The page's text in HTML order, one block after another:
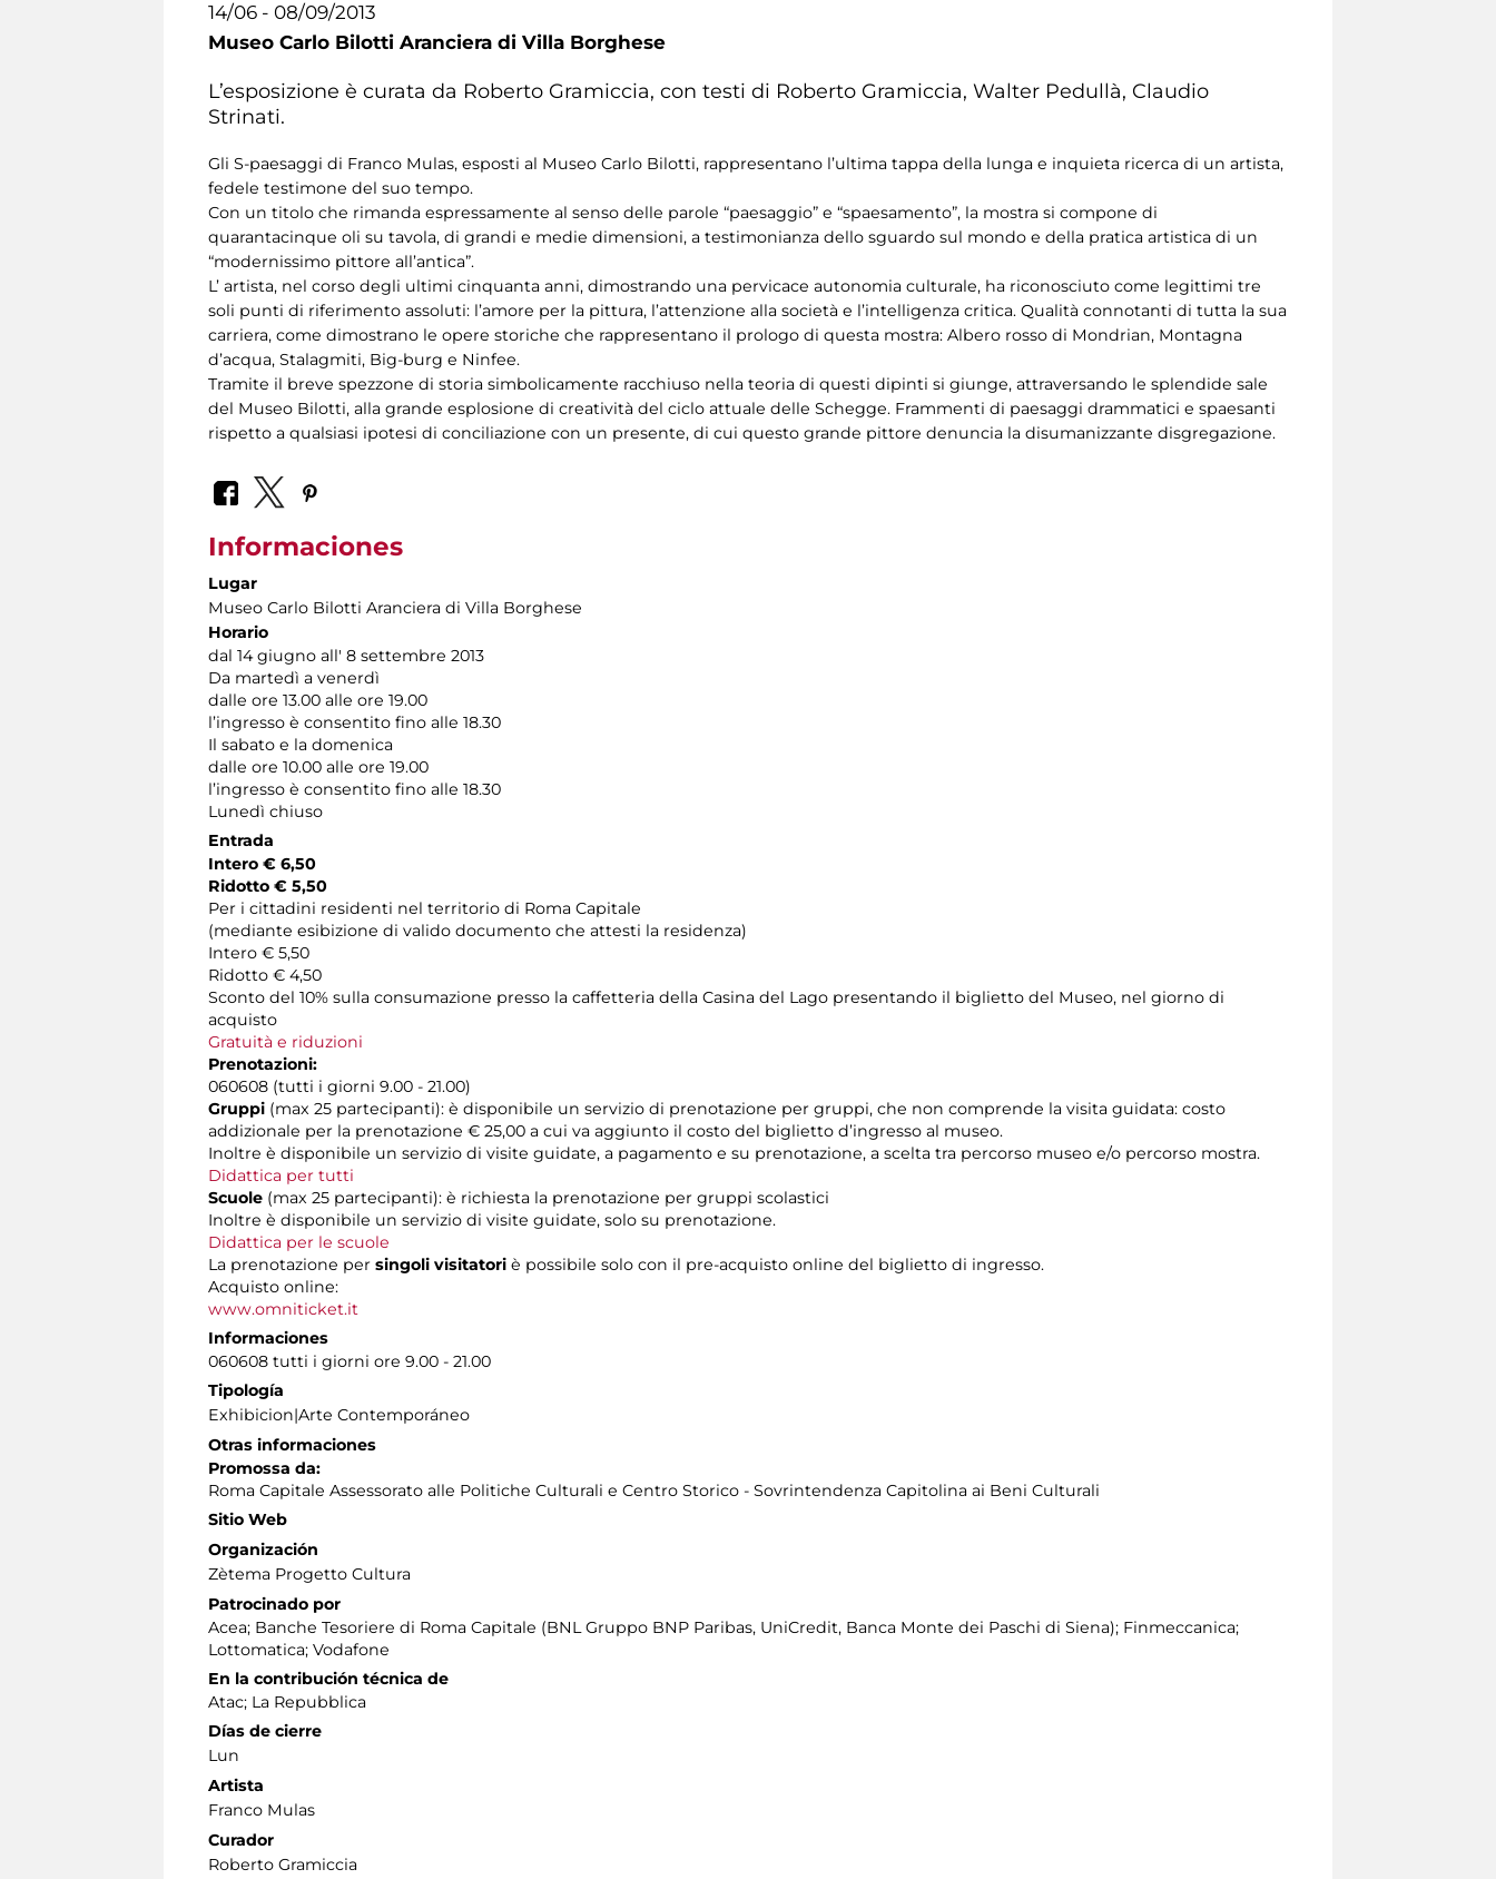
14/06 - 08/09/2013
Museo Carlo Bilotti Aranciera di Villa Borghese
L’esposizione è curata da Roberto Gramiccia, con testi di Roberto Gramiccia, Walter Pedullà, Claudio
Strinati.
Gli S-paesaggi di Franco Mulas, esposti al Museo Carlo Bilotti, rappresentano l’ultima tappa della lunga e inquieta ricerca di un artista,
fedele testimone del suo tempo.
Con un titolo che rimanda espressamente al senso delle parole “paesaggio” e “spaesamento”, la mostra si compone di
quarantacinque oli su tavola, di grandi e medie dimensioni, a testimonianza dello sguardo sul mondo e della pratica artistica di un
“modernissimo pittore all’antica”.
L’ artista, nel corso degli ultimi cinquanta anni, dimostrando una pervicace autonomia culturale, ha riconosciuto come legittimi tre
soli punti di riferimento assoluti: l’amore per la pittura, l’attenzione alla società e l’intelligenza critica. Qualità connotanti di tutta la sua
carriera, come dimostrano le opere storiche che rappresentano il prologo di questa mostra: Albero rosso di Mondrian, Montagna
d’acqua, Stalagmiti, Big-burg e Ninfee.
Tramite il breve spezzone di storia simbolicamente racchiuso nella teoria di questi dipinti si giunge, attraversando le splendide sale
del Museo Bilotti, alla grande esplosione di creatività del ciclo attuale delle Schegge. Frammenti di paesaggi drammatici e spaesanti
rispetto a qualsiasi ipotesi di conciliazione con un presente, di cui questo grande pittore denuncia la disumanizzante disgregazione.
Informaciones
Lugar
Museo Carlo Bilotti Aranciera di Villa Borghese
Horario
dal 14 giugno all' 8 settembre 2013
Da martedì a venerdì
dalle ore 13.00 alle ore 19.00
l’ingresso è consentito fino alle 18.30
Il sabato e la domenica
dalle ore 10.00 alle ore 19.00
l’ingresso è consentito fino alle 18.30
Lunedì chiuso
Entrada
Intero € 6,50
Ridotto € 5,50
Per i cittadini residenti nel territorio di Roma Capitale
(mediante esibizione di valido documento che attesti la residenza)
Intero € 5,50
Ridotto € 4,50
Sconto del 10% sulla consumazione presso la caffetteria della Casina del Lago presentando il biglietto del Museo, nel giorno di
acquisto
Gratuità e riduzioni
Prenotazioni:
060608 (tutti i giorni 9.00 - 21.00)
Gruppi (max 25 partecipanti): è disponibile un servizio di prenotazione per gruppi, che non comprende la visita guidata: costo
addizionale per la prenotazione € 25,00 a cui va aggiunto il costo del biglietto d’ingresso al museo.
Inoltre è disponibile un servizio di visite guidate, a pagamento e su prenotazione, a scelta tra percorso museo e/o percorso mostra.
Didattica per tutti
Scuole (max 25 partecipanti): è richiesta la prenotazione per gruppi scolastici
Inoltre è disponibile un servizio di visite guidate, solo su prenotazione.
Didattica per le scuole
La prenotazione per singoli visitatori è possibile solo con il pre-acquisto online del biglietto di ingresso.
Acquisto online:
www.omniticket.it
Informaciones
060608 tutti i giorni ore 9.00 - 21.00
Tipología
Exhibicion|Arte Contemporáneo
Otras informaciones
Promossa da:
Roma Capitale Assessorato alle Politiche Culturali e Centro Storico - Sovrintendenza Capitolina ai Beni Culturali
Sitio Web
Organización
Zètema Progetto Cultura
Patrocinado por
Acea; Banche Tesoriere di Roma Capitale (BNL Gruppo BNP Paribas, UniCredit, Banca Monte dei Paschi di Siena); Finmeccanica;
Lottomatica; Vodafone
En la contribución técnica de
Atac; La Repubblica
Días de cierre
Lun
Artista
Franco Mulas
Curador
Roberto Gramiccia